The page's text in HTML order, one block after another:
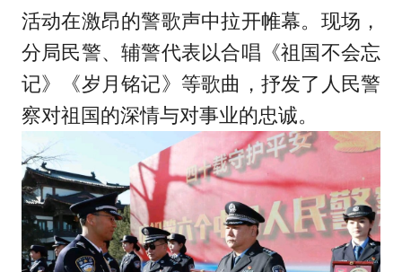
活动在激昂的警歌声中拉开帷幕。现场，
分局民警、辅警代表以合唱《祖国不会忘
记》《岁月铭记》等歌曲，抒发了人民警
察对祖国的深情与对事业的忠诚。